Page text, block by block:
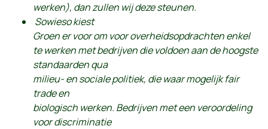
werken), dan zullen wij deze steunen.
Sowieso kiest
Groen er voor om vooroverheidsopdrachtenenkel
te werken met bedrijven die voldoen aan de hoogste
standaarden qua
milieu- en sociale politiek, die waar mogelijk fair
trade en
biologisch werken. Bedrijven met een veroordeling
voor discriminatie